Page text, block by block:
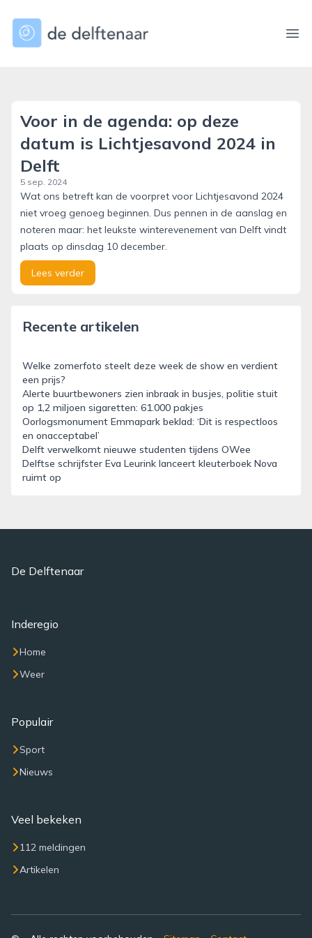
dedelftenaar.nl
Voor in de agenda: op deze
datum is Lichtjesavond 2024 in
Delft
5 sep. 2024
Wat ons betreft kan de voorpret voor Lichtjesavond 2024
niet vroeg genoeg beginnen. Dus pennen in de aanslag en
noteren maar: het leukste winterevenement van Delft vindt
plaats op dinsdag 10 december.
Lees verder
Recente artikelen
Welke zomerfoto steelt deze week de show en verdient
een prijs?
Alerte buurtbewoners zien inbraak in busjes, politie stuit
op 1,2 miljoen sigaretten: 61.000 pakjes
Oorlogsmonument Emmapark beklad: ‘Dit is respectloos
en onacceptabel’
Delft verwelkomt nieuwe studenten tijdens OWee
Delftse schrijfster Eva Leurink lanceert kleuterboek Nova
ruimt op
De Delftenaar
Inderegio
Home
Weer
Populair
Sport
Nieuws
Veel bekeken
112 meldingen
Artikelen